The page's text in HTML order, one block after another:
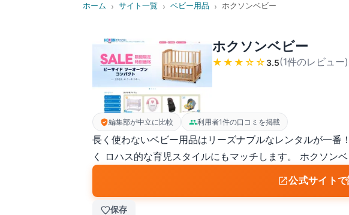
ホーム › サイト一覧 › ベビー用品 › ホクソンベビー
ホクソンベビー
★★★ ☆☆ 3.5(1件のレビュー)
編集部が中立に比較 利用者1件の口コミを掲載
長く使わないベビー用品はリーズナブルなレンタルが一番
く ロハス的な育児スタイルにもマッチします。 ホクソン
公式サイト
保存